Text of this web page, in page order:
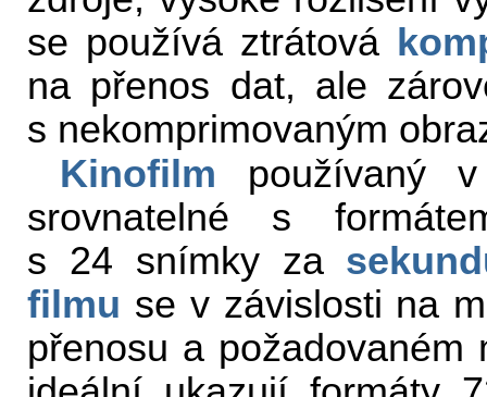
se používá ztrátová
na přenos dat, ale
s nekomprimovaným
Kinofilm používaný
srovnatelné s
s 24 snímky za
filmu se v závislosti na
přenosu a